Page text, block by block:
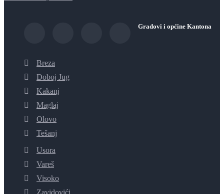
Gradovi i općine Kantona
Breza
Doboj Jug
Kakanj
Maglaj
Olovo
Tešanj
Usora
Vareš
Visoko
Zavidovići